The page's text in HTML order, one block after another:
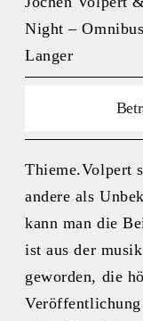
Night –
Langer
Thieme.Volpert
andere als
kann man die
ist aus der
geworden, die